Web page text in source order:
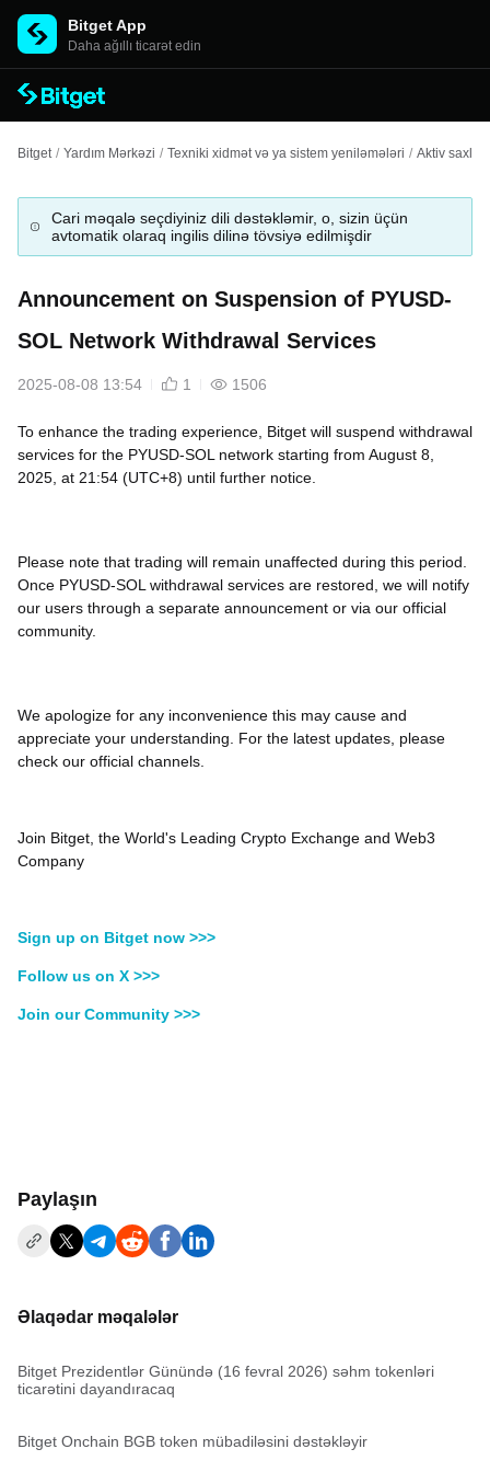
Bitget App
Daha ağıllı ticarət edin
Bitget / Yardım Mərkəzi / Texniki xidmət və ya sistem yeniləmələri / Aktiv
Cari məqalə seçdiyiniz dili dəstəkləmir, o, sizin üçün
avtomatik olaraq ingilis dilinə tövsiyə edilmişdir
Announcement on Suspension of PYUSD-
SOL Network Withdrawal Services
2025-08-08 13:54 1 1506
To enhance the trading experience, Bitget will suspend withdrawal
services for the PYUSD-SOL network starting from August 8,
2025, at 21:54 (UTC+8) until further notice.
Please note that trading will remain unaffected during this period.
Once PYUSD-SOL withdrawal services are restored, we will notify
our users through a separate announcement or via our official
community.
We apologize for any inconvenience this may cause and
appreciate your understanding. For the latest updates, please
check our official channels.
Join Bitget, the World's Leading Crypto Exchange and Web3
Company
Sign up on Bitget now >>>
Follow us on X >>>
Join our Community >>>
Paylaşın
Əlaqədar məqalələr
Bitget Prezidentlər Günündə (16 fevral 2026) səhm tokenləri
ticarətini dayandıracaq
Bitget Onchain BGB token mübadiləsini dəstəkləyir